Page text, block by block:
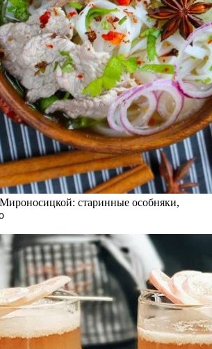
старинные особняки,